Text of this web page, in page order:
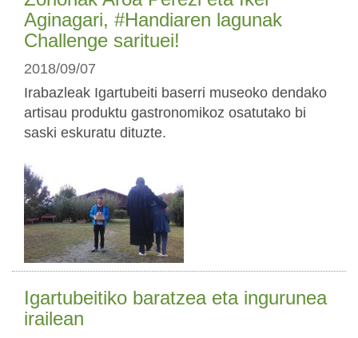
Aginagari, #Handiaren lagunak
Challenge sarituei!
2018/09/07
Irabazleak Igartubeiti baserri museoko dendako
artisau produktu gastronomikoz osatutako bi
saski eskuratu dituzte.
Igartubeitiko baratzea eta ingurunea
irailean